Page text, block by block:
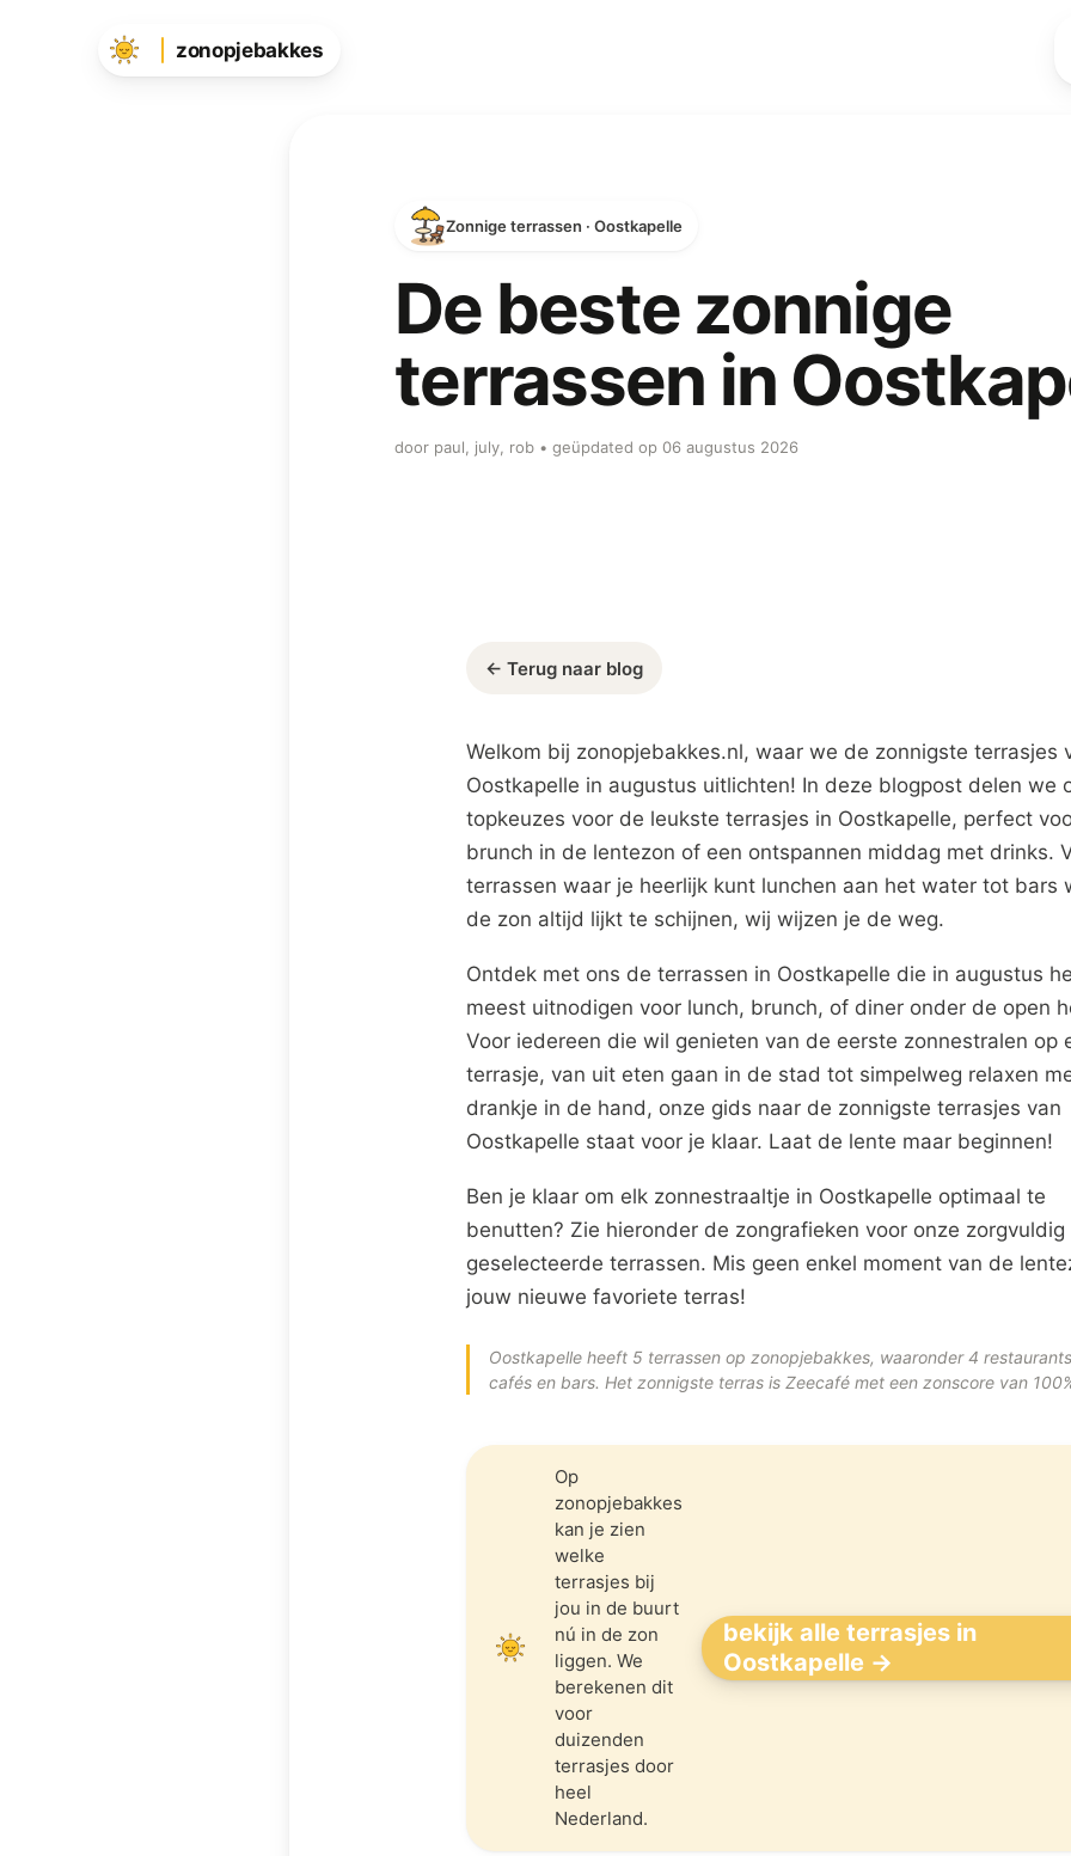
zonopjebakkes
Zonnige terrassen · Oostkapelle
De beste zonnige
terrassen in
door paul, july, rob • geüpdated op 06 augustus 2026
← Terug naar blog
Welkom bij zonopjebakkes.nl, waar we de zonnigste terrasjes
Oostkapelle in augustus uitlichten! In deze blogpost delen we
topkeuzes voor de leukste terrasjes in Oostkapelle, perfect
brunch in de lentezon of een ontspannen middag met drinks.
terrassen waar je heerlijk kunt lunchen aan het water tot bars
de zon altijd lijkt te schijnen, wij wijzen je de weg.
Ontdek met ons de terrassen in Oostkapelle die in augustus
meest uitnodigen voor lunch, brunch, of diner onder de open
Voor iedereen die wil genieten van de eerste zonnestralen op
terrasje, van uit eten gaan in de stad tot simpelweg relaxen
drankje in de hand, onze gids naar de zonnigste terrasjes van
Oostkapelle staat voor je klaar. Laat de lente maar beginnen!
Ben je klaar om elk zonnestraaltje in Oostkapelle optimaal te
benutten? Zie hieronder de zongrafieken voor onze zorgvuldig
geselecteerde terrassen. Mis geen enkel moment van de
jouw nieuwe favoriete terras!
Oostkapelle heeft 5 terrassen op zonopjebakkes, waaronder 4
cafés en bars. Het zonnigste terras is Zeecafé met een zonscore van
Op
zonopjebakkes
kan je zien
welke
terrasjes bij
jou in de buurt
nú in de zon
liggen. We
berekenen dit
voor
duizenden
terrasjes door
heel
Nederland.
bekijk alle terrasjes in
Oostkapelle →